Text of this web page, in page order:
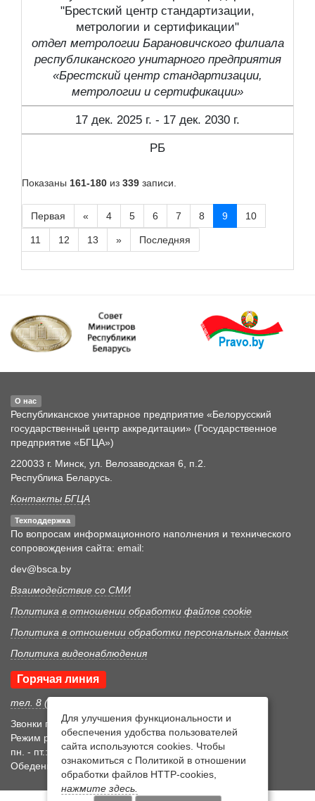
"Брестский центр стандартизации,
метрологии и сертификации"
отдел метрологии Барановичского филиала
республиканского унитарного предприятия
«Брестский центр стандартизации,
метрологии и сертификации»
17 дек. 2025 г. - 17 дек. 2030 г.
РБ
Показаны 161-180 из 339 записи.
Первая « 4 5 6 7 8 9 10
11 12 13 » Последняя
О нас
Республиканское унитарное предприятие «Белорусский
государственный центр аккредитации» (Государственное
предприятие «БГЦА»)
220033 г. Минск, ул. Велозаводская 6, п.2.
Республика Беларусь.
Контакты БГЦА
Техподдержка
По вопросам информационного наполнения и технического
сопровождения сайта: email:
dev@bsca.by
Взаимодействие со СМИ
Политика в отношении обработки файлов cookie
Политика в отношении обработки персональных данных
Политика видеонаблюдения
Горячая линия
тел. 8 (017) 352 46 05
Звонки принимаются в рабочее время
Режим рабочего времени
пн. - пт.: 8:30-17:15
Обеденный перерыв 12:00-12:45
Для улучшения функциональности и
обеспечения удобства пользователей
сайта используются cookies. Чтобы
ознакомиться с Политикой в отношении
обработки файлов HTTP-cookies,
нажмите здесь.